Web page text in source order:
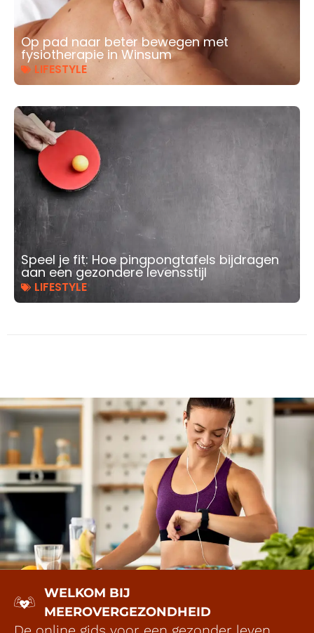
Op pad naar beter bewegen met
fysiotherapie in Winsum
LIFESTYLE
Speel je fit: Hoe pingpongtafels bijdragen
aan een gezondere levensstijl
LIFESTYLE
WELKOM BIJ
MEEROVERGEZONDHEID